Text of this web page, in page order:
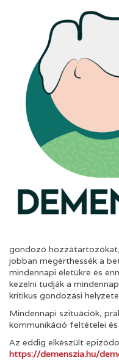
gondozó
jobban megérthessék a
mindennapi életükre és
kezelni tudják a
kritikus gondozási
Mindennapi szituációk,
kommunikáció feltételei
Az eddig elkészült
https://demenszia.hu/